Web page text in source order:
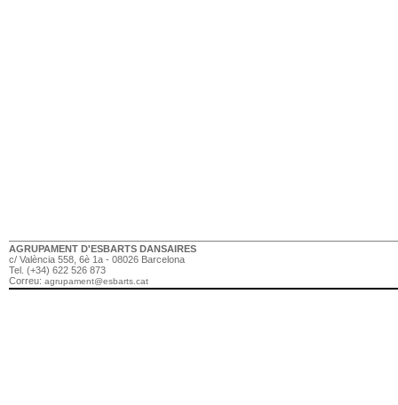
AGRUPAMENT D'ESBARTS DANSAIRES
c/ València 558, 6è 1a - 08026 Barcelona
Tel. (+34) 622 526 873
Correu: agrupament@esbarts.cat